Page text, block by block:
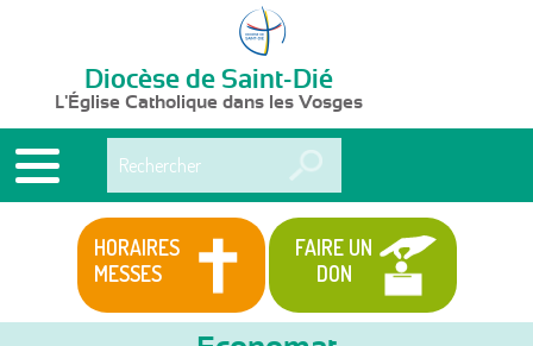
Diocèse de Saint-Dié
L'Église Catholique dans les Vosges
HORAIRES
MESSES
FAIRE UN
DON